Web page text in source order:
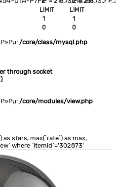
LIMIT
1
0
LIMIT
1
0
/core/class/mysql.php
through socket
/core/modules/view.php
stars, max(`rate`) as max,
where `itemid`='302873'